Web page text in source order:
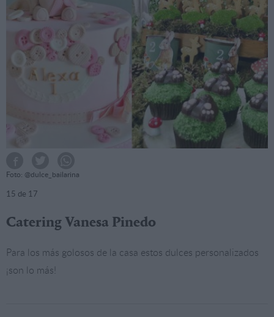
Foto: @dulce_bailarina
15 de 17
Catering Vanesa Pinedo
Para los más golosos de la casa estos dulces personalizados
¡son lo más!